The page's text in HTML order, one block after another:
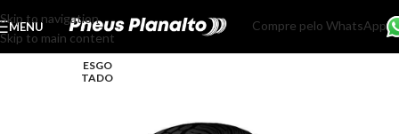
Skip to navigation
Skip to main content
MENU Compre pelo WhatsApp
ESGO
TADO